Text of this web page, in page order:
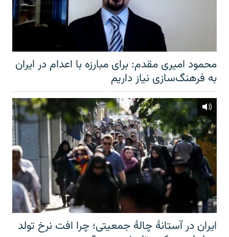
محمود امیری مقدم: برای مبارزه با اعدام در ایران
به فرهنگ‌سازی نیاز داریم
ایران در آستانهٔ چالهٔ جمعیتی؛ چرا افت نرخ تولد